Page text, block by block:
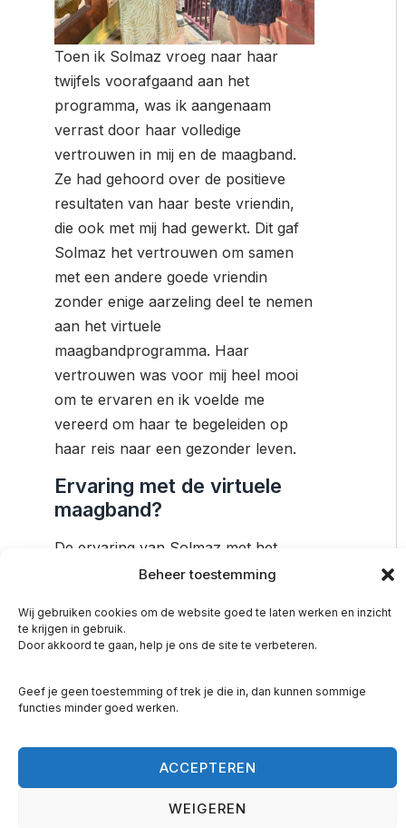
Beheer toestemming
Wij gebruiken cookies om de website goed te laten werken en inzicht
te krijgen in gebruik.
Door akkoord te gaan, help je ons de site te verbeteren.
Geef je geen toestemming of trek je die in, dan kunnen sommige
functies minder goed werken.
ACCEPTEREN
WEIGEREN
Toen ik Solmaz vroeg naar haar
twijfels voorafgaand aan het
programma, was ik aangenaam
verrast door haar volledige
vertrouwen in mij en de maagband.
Ze had gehoord over de positieve
resultaten van haar beste vriendin,
die ook met mij had gewerkt. Dit gaf
Solmaz het vertrouwen om samen
met een andere goede vriendin
zonder enige aarzeling deel te nemen
aan het virtuele
maagbandprogramma. Haar
vertrouwen was voor mij heel mooi
om te ervaren en ik voelde me
vereerd om haar te begeleiden op
haar reis naar een gezonder leven.
Ervaring met de virtuele
maagband?
De ervaring van Solmaz met het
virtuele maagbandprogramma heeft
alleen is ze ruim 22 kilo afgevallen,
maar ze heeft ook een nieuw gevoel
ontwikkeld. Ze straalt positiviteit en
motivatie uit. Haar slaap is verbeterd
en ze heeft veel minder last van
stress. Het was geweldig om te horen
dat ze zich van binnen een
gelukkiger mens voelt. Dit is waarom